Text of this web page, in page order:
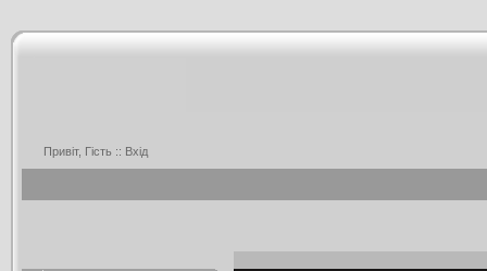
Привіт, Гість :: Вхід